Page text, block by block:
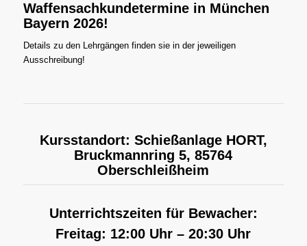
Waffensachkundetermine in München
Bayern 2026!
Details zu den Lehrgängen finden sie in der jeweiligen
Ausschreibung!
Kursstandort: Schießanlage HORT,
Bruckmannring 5, 85764
Oberschleißheim
Unterrichtszeiten für Bewacher:
Freitag: 12:00 Uhr – 20:30 Uhr